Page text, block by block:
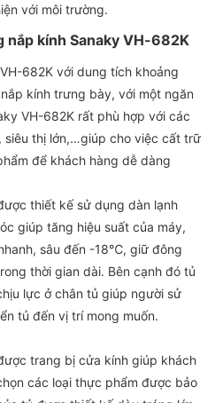
với môi trường.
kính Sanaky VH-682K
682K với dung tích khoảng
kính trưng bày, với một ngăn
VH-682K rất phù hợp với các
siêu thị lớn,…giúp cho việc cất trữ
để khách hàng dễ dàng
thiết kế sử dụng dàn lạnh
giúp tăng hiệu suất của máy,
sâu đến -18℃, giữ đông
thời gian dài. Bên cạnh đó tủ
lực ở chân tủ giúp người sử
tủ đến vị trí mong muốn.
trang bị cửa kính giúp khách
các loại thực phẩm được bảo